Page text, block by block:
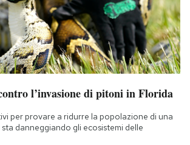
l’invasione di pitoni in Florida
per provare a ridurre la popolazione di una
danneggiando gli ecosistemi delle